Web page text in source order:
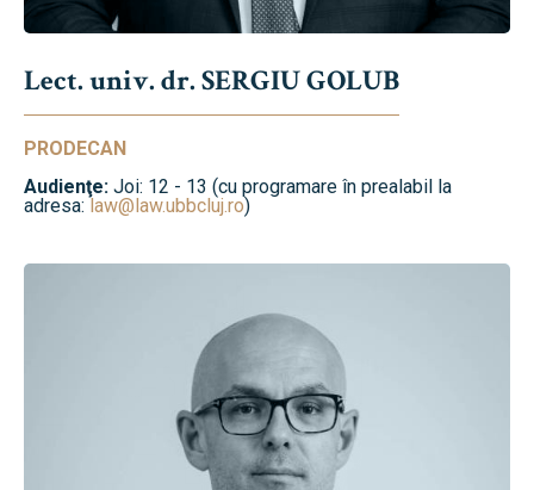
Lect. univ. dr. SERGIU GOLUB
PRODECAN
Audienţe: Joi: 12 - 13 (cu programare în prealabil la
adresa:law@law.ubbcluj.ro)